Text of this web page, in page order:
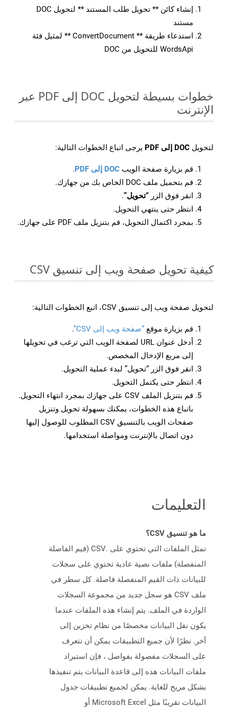
إنشاء كائن ** تحويل طلب المستند ** لتحويل DOC
مستند
استدعاء طريقة ** ConvertDocument ** لمثيل فئة
WordsApi للتحويل من DOC
خطوات بسيطة لتحويل DOC إلى PDF عبر
الإنترنت
لتحويل DOC إلى PDF يرجى اتباع الخطوات التالية:
قم بزيارة صفحة الويب DOC إلى PDF
.
قم بتحميل ملف DOC الخاص بك من جهازك.
انقر فوق الزر “تحويل”.
انتظر حتى ينتهي التحويل.
بمجرد اكتمال التحويل، قم بتنزيل ملف PDF على جهازك.
كيفية تحويل صفحة ويب إلى تنسيق CSV
لتحويل صفحة ويب إلى تنسيق CSV، اتبع الخطوات التالية:
قم بزيارة موقع “صفحة ويب إلى CSV”
.
أدخل عنوان URL لصفحة الويب التي ترغب في تحويلها
إلى مربع الإدخال المخصص.
انقر فوق الزر “تحويل” لبدء عملية التحويل.
انتظر حتى يكتمل التحويل.
قم بتنزيل الملف CSV على جهازك بمجرد انتهاء التحويل.
باتباع هذه الخطوات، يمكنك بسهولة تحويل وتنزيل
صفحات الويب بالتنسيق CSV المطلوب للوصول إليها
دون اتصال بالإنترنت ومواصلة استخدامها.
التعليمات
ما هو تنسيق CSV؟
تمثل الملفات التي تحتوي على .CSV (قيم الفاصلة
المنفصلة) ملفات نصية عادية تحتوي على سجلات
للبيانات ذات القيم المنفصلة فاصلة. كل سطر في
ملف CSV هو سجل جديد من مجموعة السجلات
الواردة في الملف. يتم إنشاء هذه الملفات عندما
يكون نقل البيانات مخصصًا من نظام تخزين إلى
آخر. نظرًا لأن جميع التطبيقات يمكن أن تتعرف
على السجلات مفصولة بفواصل ، فإن استيراد
ملفات البيانات هذه إلى قاعدة البيانات يتم تنفيذها
بشكل مريح للغاية. يمكن لجميع تطبيقات جدول
البيانات تقريبًا مثل Microsoft Excel أو